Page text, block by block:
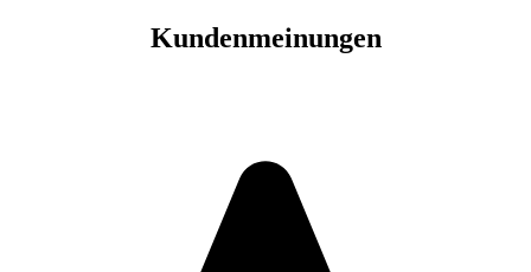
Kundenmeinungen